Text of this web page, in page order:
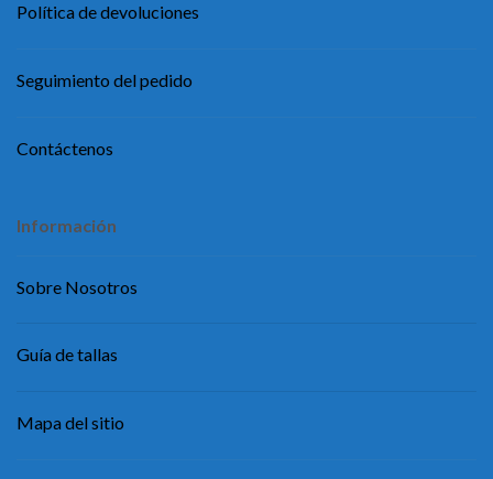
Política de devoluciones
Seguimiento del pedido
Contáctenos
Información
Sobre Nosotros
Guía de tallas
Mapa del sitio